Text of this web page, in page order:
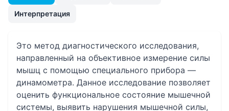
Интерпретация
Это метод диагностического исследования,
направленный на объективное измерение силы
мышц с помощью специального прибора —
динамометра. Данное исследование позволяет
оценить функциональное состояние мышечной
системы, выявить нарушения мышечной силы,